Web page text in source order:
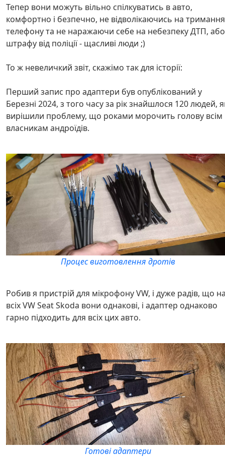
Тепер вони можуть вільно спілкуватись в авто,
комфортно і безпечно, не відволікаючись на тримання
телефону та не наражаючи себе на небезпеку ДТП, або
штрафу від поліції - щасливі люди ;)
То ж невеличкий звіт, скажімо так для історії:
Перший запис про адаптери був опублікований у
Березні 2024, з того часу за рік знайшлося 120 людей,
вирішили проблему, що роками морочить голову всім
власникам андроїдів.
Процес виготовлення дротів
Робив я пристрій для мікрофону VW, і дуже радів, що
всіх VW Seat Skoda вони однакові, і адаптер однаково
гарно підходить для всіх цих авто.
Готові адаптери